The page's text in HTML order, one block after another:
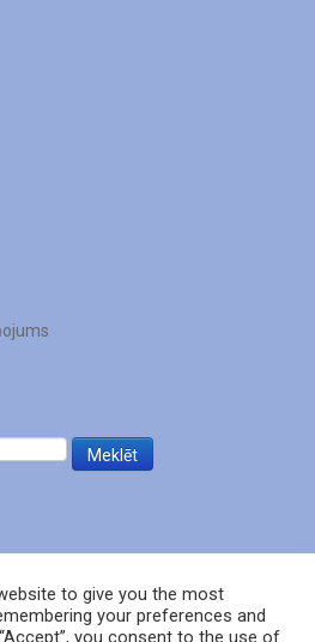
to give you the most
your preferences and
you consent to the use of